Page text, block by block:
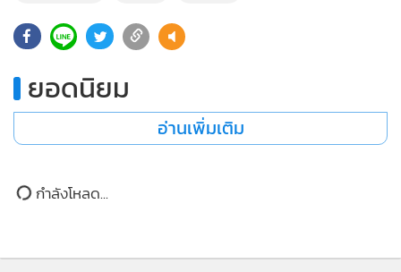
ยอดนิยม
อ่านเพิ่มเติม
กำลังโหลด...